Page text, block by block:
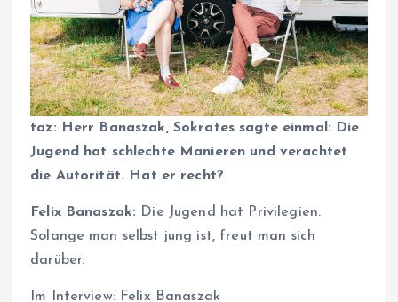
taz: Herr Banaszak, Sokrates sagte einmal: Die
Jugend hat schlechte Manieren und verachtet
die Autorität.
Hat er recht?
Felix Banaszak: Die Jugend hat Privilegien.
Solange man selbst jung ist, freut man sich
darüber.
Im Interview: Felix Banaszak